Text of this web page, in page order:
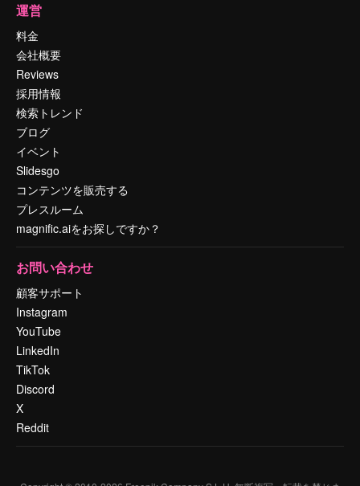
運営
料金
会社概要
Reviews
採用情報
検索トレンド
ブログ
イベント
Slidesgo
コンテンツを販売する
プレスルーム
magnific.aiをお探しですか？
お問い合わせ
顧客サポート
Instagram
YouTube
LinkedIn
TikTok
Discord
X
Reddit